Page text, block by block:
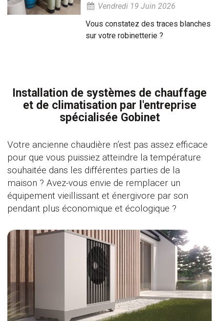
Vendredi 19 Juin 2026
Vous constatez des traces blanches
sur votre robinetterie ?
Installation de systèmes de chauffage
et de climatisation par l'entreprise
spécialisée Gobinet
Votre ancienne chaudière n’est pas assez efficace
pour que vous puissiez atteindre la température
souhaitée dans les différentes parties de la
maison ? Avez-vous envie de remplacer un
équipement vieillissant et énergivore par son
pendant plus économique et écologique ?